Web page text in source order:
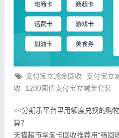
支付宝立减金回收 支付宝立
收
1200面值支付宝立减金套装
<<分期乐平台里用额度兑换的购
算？
天猫超市享淘卡回收推荐用“畅回